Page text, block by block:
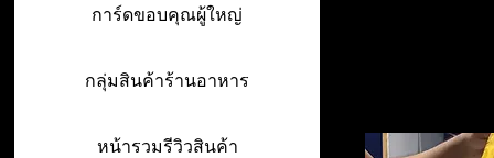
การ์ดขอบคุณผู้ใหญ่
กลุ่มสินค้าร้านอาหาร
หน้ารวมรีวิวสินค้า